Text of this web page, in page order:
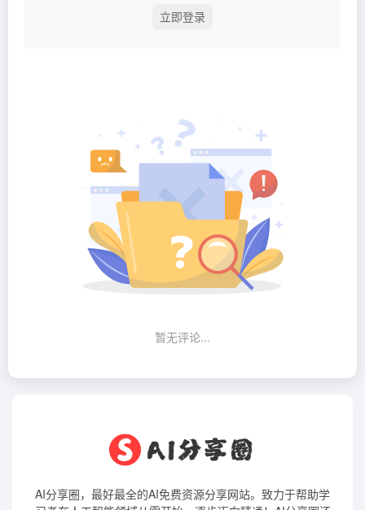
立即登录
暂无评论...
AI分享圈，最好最全的AI免费资源分享网站。致力于帮助学